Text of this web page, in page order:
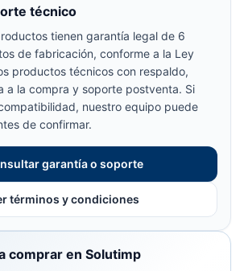
técnico
tienen garantía legal de 6
de fabricación, conforme a la Ley
productos técnicos con respaldo,
a la compra y soporte postventa. Si
nuestro equipo puede
de confirmar.
garantía o soporte
términos y condiciones
comprar en Solutimp